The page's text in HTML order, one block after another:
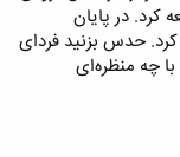
كرد. در پایان
كرد. حدس بزنید فردای
چه منظره‌ای